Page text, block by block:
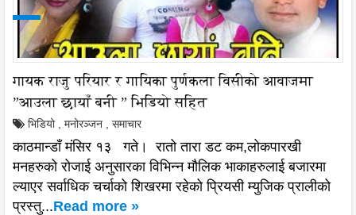
गायक राजु परियार र गायिका पुर्णकला विसीको आवाजमा
”आउला छायाँ बनी ” भिडियो सहित
भिडियो मनोरञ्जन समाचार
काठमान्डाँ मंसिर १३ गते। रातो तारा डट कम,लोकपारखी
मनहरुको रोजाई अनुसारका विभिन्न मौलिक भाकाहरुलाई बजारमा
ल्याएर सर्वाधिक चर्चाको शिखरमा रहेको प्रियसी म्युजिक प्रालीको
प्रस्तु...Read more »